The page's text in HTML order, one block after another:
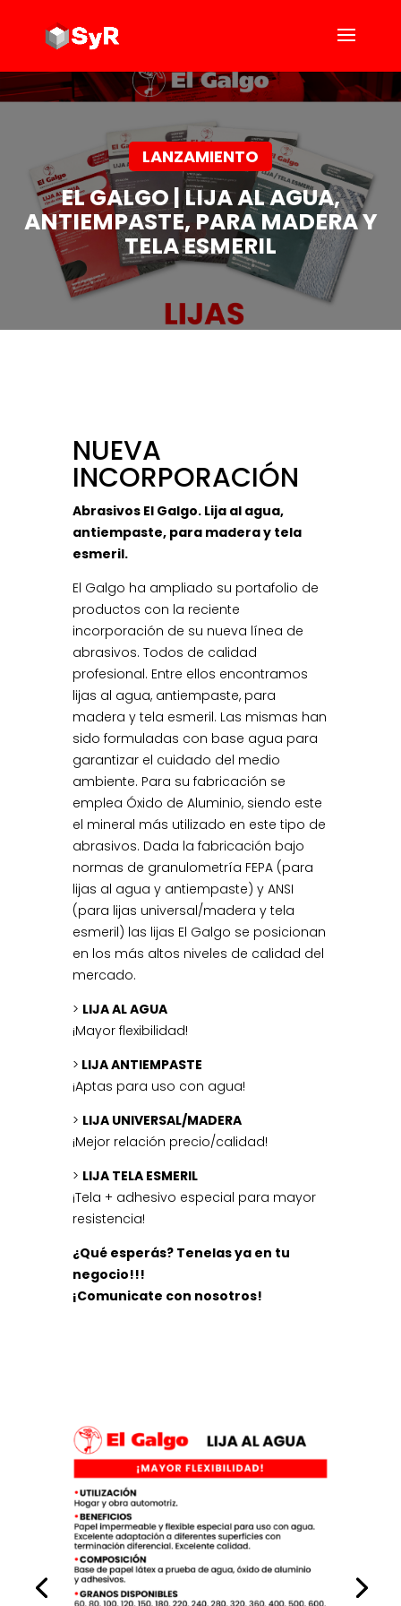
LANZAMIENTO
EL GALGO | LIJA AL AGUA,
ANTIEMPASTE, PARA MADERA Y
TELA ESMERIL
NUEVA
INCORPORACIÓN
Abrasivos El Galgo. Lija al agua,
antiempaste, para madera y tela
esmeril.
El Galgo ha ampliado su portafolio de
productos con la reciente
incorporación de su nueva línea de
abrasivos. Todos de calidad
profesional. Entre ellos encontramos
lijas al agua, antiempaste, para
madera y tela esmeril. Las mismas han
sido formuladas con base agua para
garantizar el cuidado del medio
ambiente. Para su fabricación se
emplea Óxido de Aluminio, siendo este
el mineral más utilizado en este tipo de
abrasivos. Dada la fabricación bajo
normas de granulometría FEPA (para
lijas al agua y antiempaste) y ANSI
(para lijas universal/madera y tela
esmeril) las lijas El Galgo se posicionan
en los más altos niveles de calidad del
mercado.
> LIJA AL AGUA
¡Mayor flexibilidad!
> LIJA ANTIEMPASTE
¡Aptas para uso con agua!
> LIJA UNIVERSAL/MADERA
¡Mejor relación precio/calidad!
> LIJA TELA ESMERIL
¡Tela + adhesivo especial para mayor
resistencia!
¿Qué esperás? Tenelas ya en tu
negocio!!!
¡Comunicate con nosotros!